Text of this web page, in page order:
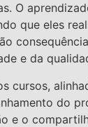
O
que eles
e da
cursos,
do
e o